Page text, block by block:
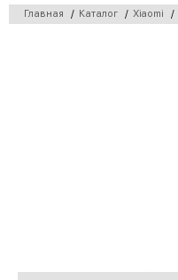
Главная / Каталог / Xiaomi /